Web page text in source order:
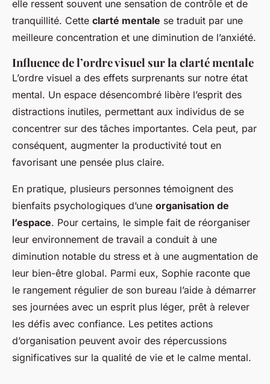
elle ressent souvent une sensation de contrôle et de
tranquillité. Cette clarté mentale se traduit par une
meilleure concentration et une diminution de l’anxiété.
Influence de l’ordre visuel sur la clarté mentale
L’ordre visuel a des effets surprenants sur notre état
mental. Un espace désencombré libère l’esprit des
distractions inutiles, permettant aux individus de se
concentrer sur des tâches importantes. Cela peut, par
conséquent, augmenter la productivité tout en
favorisant une pensée plus claire.
En pratique, plusieurs personnes témoignent des
bienfaits psychologiques d’une organisation de
l’espace. Pour certains, le simple fait de réorganiser
leur environnement de travail a conduit à une
diminution notable du stress et à une augmentation de
leur bien-être global. Parmi eux, Sophie raconte que
le rangement régulier de son bureau l’aide à démarrer
ses journées avec un esprit plus léger, prêt à relever
les défis avec confiance. Les petites actions
d’organisation peuvent avoir des répercussions
significatives sur la qualité de vie et le calme mental.